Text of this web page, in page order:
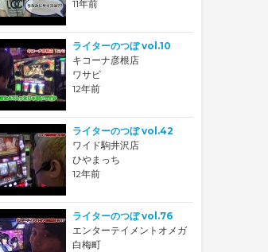
11年前
ライターのつぼ vol.10
キコーナ彦根店
ワサビ
12年前
ライターのつぼ vol.42
ワイド駒井沢店
ひやまっち
12年前
ライターのつぼ vol.76
エンターテイメントオメガ
白梅町